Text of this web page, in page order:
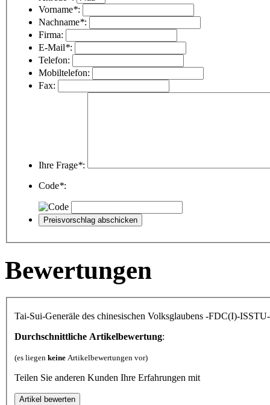
Vorname*:
Nachname*:
Firma:
E-Mail*:
Telefon:
Mobiltelefon:
Fax:
Ihre Frage*:
Code*:
Bewertungen
Tai-Sui-Generäle des chinesischen Volksglaubens -FDC(I)-ISSTU-
Durchschnittliche Artikelbewertung:
(es liegen keine Artikelbewertungen vor)
Teilen Sie anderen Kunden Ihre Erfahrungen mit